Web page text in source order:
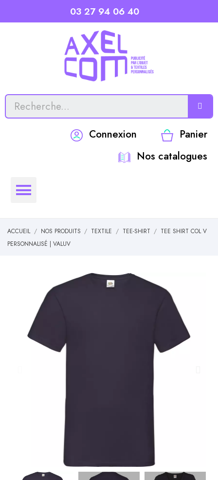
03 27 94 06 40
Connexion
Panier
Nos catalogues
ACCUEIL NOS PRODUITS TEXTILE TEE-SHIRT
TEE SHIRT COL V
PERSONNALISÉ | VALUV